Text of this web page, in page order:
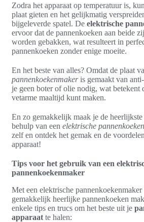
Zodra het apparaat op temperatuur is,
plaat gieten en het gelijkmatig
bijgeleverde spatel. De elektrische
ervoor dat de pannenkoeken aan beide
worden gebakken, wat resulteert in
pannenkoeken zonder enige moeite.
En het beste van alles? Omdat de plaat
pannenkoekenmakeris gemaakt van
je geen boter of olie nodig, wat betekent
vetarme maaltijd kunt maken.
En zo gemakkelijk maak je de
behulp van een elektrische
zelf en ontdek het gemak en de
apparaat!
Tips voor het gebruik van een
pannenkoekenmaker
Met een elektrische
gemakkelijk heerlijke pannenkoeken
enkele tips en trucs om het beste uit je
apparaat te halen: